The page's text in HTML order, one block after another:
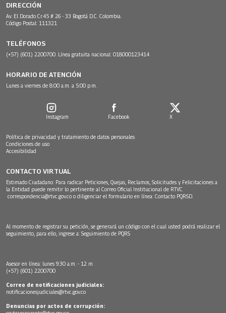
nativa Ticuna, explicaron sus metodologías
de etnoeducación y los retos actuales para su
Escúchelos de lunes a viernes a partir de las 2
Emisión 20 de abril del 2023.
DIRECCIÓN
Av. El Dorado Cr.45 # 26 - 33 Bogotá D.C. Colombia.
Código Postal: 111321
TELÉFONOS
(+57) (601) 2200700. Línea gratuita nacional: 018000123414
HORARIO DE ATENCIÓN
Lunes a viernes de 8:00 a.m. a 5:00 p.m.
Instagram Facebook X
Política de privacidad y tratamiento de datos personales
Condiciones de uso
Accesibilidad
CONTACTO VIRTUAL
Estimado Ciudadano: Para radicar Peticiones, Quejas, Reclamos, Solicitudes y Felicitaciones a
la Entidad puede remitir lo pertinente al Correo Oficial Institucional de RTVC
correspondencia@rtvc.gov.co o diligenciar el formulario en línea: Contacto PQRSD.
Al momento de registrar su petición, se generará un código con el cual usted podrá realizar el
seguimiento, para ello, ingrese a: Seguimiento de PQRS
Asesor en línea: lunes 9:30 a.m. - 12 m
(+57) (601) 2200700
Correo de notificaciones judiciales:
notificacionesjudiciales@rtvc.gov.co
Denuncias por actos de corrupción: